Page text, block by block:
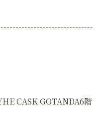
CASK GOTANDA6階